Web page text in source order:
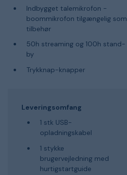
Indbygget talemikrofon -
boommikrofon tilgængelig som
tilbehør
50h streaming og 100h stand-
by
Trykknap-knapper
Leveringsomfang
1 stk USB-
opladningskabel
1 stykke
brugervejledning med
hurtigstartguide